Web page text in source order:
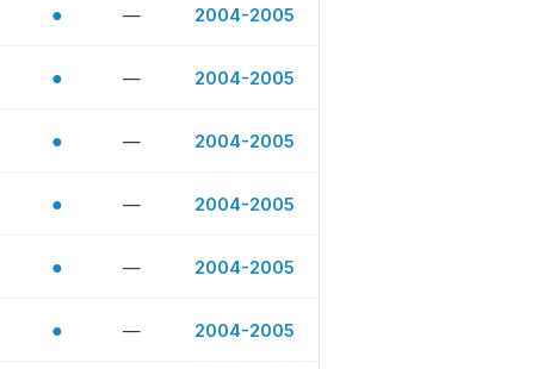
● — 2004-2005
● — 2004-2005
● — 2004-2005
● — 2004-2005
● — 2004-2005
● — 2004-2005